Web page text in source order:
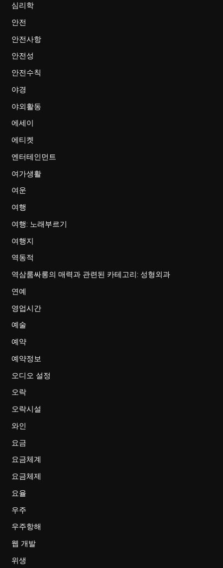
심리학
안전
안전사항
안전성
안전수칙
야경
야외활동
에세이
에티켓
엔터테인먼트
여가생활
여운
여행
여행: 노래부르기
여행지
역동적
역삼룸싸롱의 매력과 관련된 카테고리: 성형외과
연예
영업시간
예술
예약
예약정보
오디오 설정
오락
오락시설
와인
요금
요금체계
요금체제
요율
우주
우주항해
웹 개발
위생